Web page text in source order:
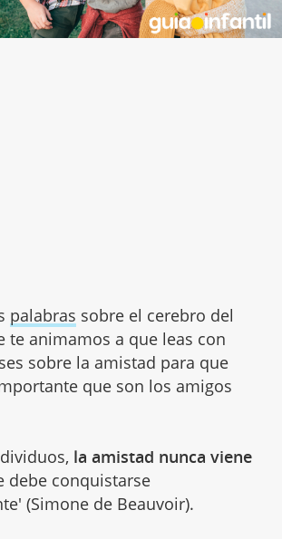
palabras sobre el cerebro del
te animamos a que leas con
sobre la amistad para que
que son los amigos
la amistad nunca viene
debe conquistarse
(Simone de Beauvoir).